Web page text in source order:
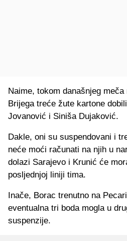
Naime, tokom današnjeg
Brijega treće žute kartone
Jovanović i Siniša Dujaković.
Dakle, oni su suspendovani i
neće moći računati na njih u
dolazi Sarajevo i Krunić će
posljednjoj liniji tima.
Inače, Borac trenutno na
eventualna tri boda mogla u
suspenzije.